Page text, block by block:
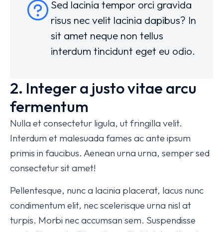
Sed lacinia tempor orci gravida
risus nec velit lacinia dapibus? In
sit amet neque non tellus
interdum tincidunt eget eu odio.
2. Integer a justo vitae arcu
fermentum
Nulla et consectetur ligula, ut fringilla velit.
Interdum et malesuada fames ac ante ipsum
primis in faucibus. Aenean urna urna, semper sed
consectetur sit amet!
Pellentesque, nunc a lacinia placerat, lacus nunc
condimentum elit, nec scelerisque urna nisl at
turpis. Morbi nec accumsan sem. Suspendisse